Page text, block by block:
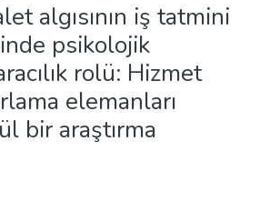
algısının iş tatmini
psikolojik
rolü: Hizmet
elemanları
bir araştırma